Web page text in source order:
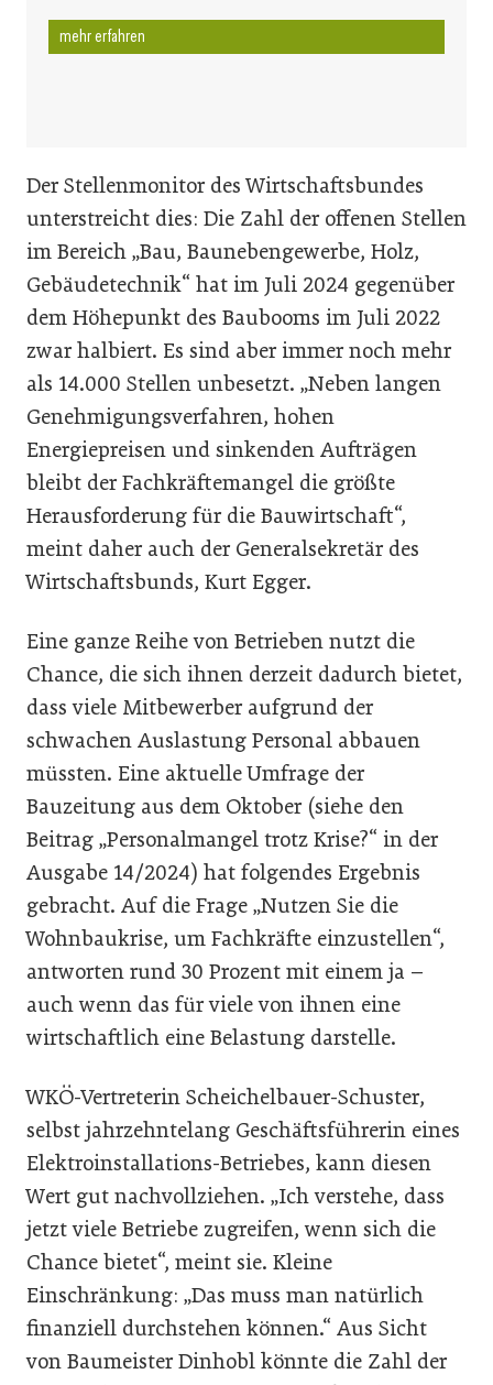
mehr erfahren
Der Stellenmonitor des Wirtschaftsbundes
unterstreicht dies: Die Zahl der offenen Stellen
im Bereich „Bau, Baunebengewerbe, Holz,
Gebäudetechnik“ hat im Juli 2024 gegenüber
dem Höhepunkt des Baubooms im Juli 2022
zwar halbiert. Es sind aber immer noch mehr
als 14.000 Stellen unbesetzt. „Neben langen
Genehmigungsverfahren, hohen
Energiepreisen und sinkenden Aufträgen
bleibt der Fachkräftemangel die größte
Herausforderung für die Bauwirtschaft“,
meint daher auch der Generalsekretär des
Wirtschaftsbunds, Kurt Egger.
Eine ganze Reihe von Betrieben nutzt die
Chance, die sich ihnen derzeit dadurch bietet,
dass viele Mitbewerber aufgrund der
schwachen Auslastung Personal abbauen
müssten. Eine aktuelle Umfrage der
Bauzeitung aus dem Oktober (siehe den
Beitrag „Personalmangel trotz Krise?“ in der
Ausgabe 14/2024) hat folgendes Ergebnis
gebracht. Auf die Frage „Nutzen Sie die
Wohnbaukrise, um Fachkräfte einzustellen“,
antworten rund 30 Prozent mit einem ja –
auch wenn das für viele von ihnen eine
wirtschaftlich eine Belastung darstelle.
WKÖ-Vertreterin Scheichelbauer-Schuster,
selbst jahrzehntelang Geschäftsführerin eines
Elektroinstallations-Betriebes, kann diesen
Wert gut nachvollziehen. „Ich verstehe, dass
jetzt viele Betriebe zugreifen, wenn sich die
Chance bietet“, meint sie. Kleine
Einschränkung: „Das muss man natürlich
finanziell durchstehen können.“ Aus Sicht
von Baumeister Dinhobl könnte die Zahl der